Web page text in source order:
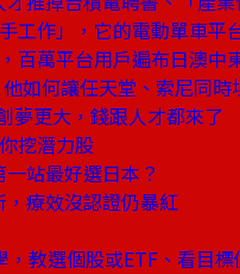
工作」，它的電動單車平
百萬平台用戶遍布日澳中
如何讓任天堂、索尼同時
夢更大，錢跟人才都來了
挖潛力股
站最好選日本？
療效沒認證仍暴紅
，教選個股或ETF、看目標